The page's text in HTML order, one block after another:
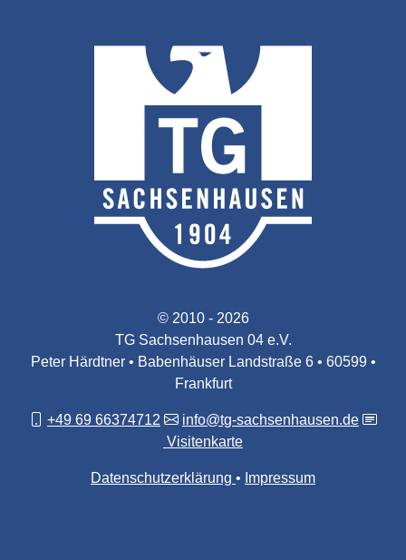
© 2010 - 2026
TG Sachsenhausen 04 e.V.
Peter Härdtner • Babenhäuser Landstraße 6 • 60599 •
Frankfurt
+49 69 66374712
info@tg-sachsenhausen.de
Visitenkarte
Datenschutzerklärung Impressum